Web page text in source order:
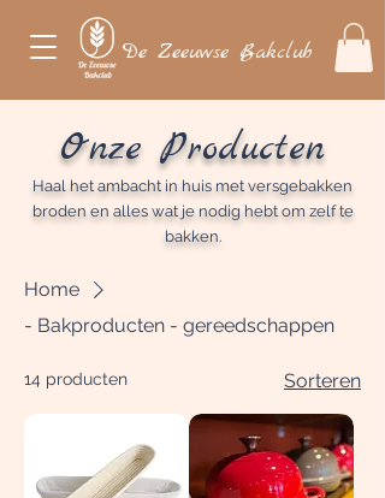
De Zeeuwse Bakclub
Onze Producten
Haal het ambacht in huis met versgebakken
broden en alles wat je nodig hebt om zelf te
bakken.
Home
- Bakproducten - gereedschappen
14 producten Sorteren